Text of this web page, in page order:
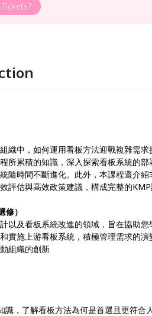
織中，如何運用看板方法迎戰複雜需
所累積的知識，深入探索看板系統的
隨時間不斷進化。此外，本課程還介
評估與高效政策建議，構成完整的KMP
）
以及看板系統改進的領域，旨在協助
實施上游看板系統，積極管理需求的
組織的創新
識，了解看板方法為何是首選且更符合